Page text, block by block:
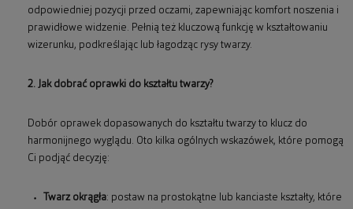
odpowiedniej pozycji przed oczami, zapewniając komfort noszenia i
prawidłowe widzenie. Pełnią też kluczową funkcję w kształtowaniu
wizerunku, podkreślając lub łagodząc rysy twarzy.
2. Jak dobrać oprawki do kształtu twarzy?
Dobór oprawek dopasowanych do kształtu twarzy to klucz do
harmonijnego wyglądu. Oto kilka ogólnych wskazówek, które pomogą
Ci podjąć decyzję:
Twarz okrągła: postaw na prostokątne lub kanciaste kształty, które